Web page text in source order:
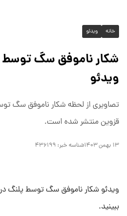
خانه ویدئو
شکار ناموفق سگ توسط
ویدئو
تصاویری از لحظه شکار ناموفق سگ
قزوین منتشر شده است.
۱۳ بهمن ۱۴۰۳ شناسه خبر: ۴۳۶۱۹۹
ویدئو شکار ناموفق سگ توسط پلنگ
ببینید.